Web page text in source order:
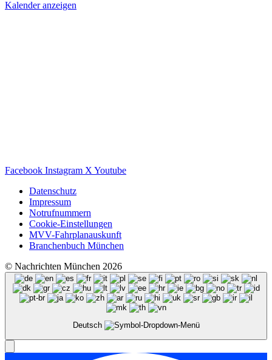
Kalender anzeigen
Facebook Instagram X Youtube
Datenschutz
Impressum
Notrufnummern
Cookie-Einstellungen
MVV-Fahrplanauskunft
Branchenbuch München
© Nachrichten München 2026
Deutsch